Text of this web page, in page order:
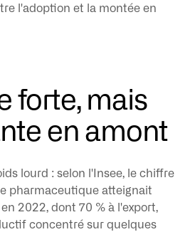
l'adoption et la montée en
forte, mais
en amont
lourd : selon l'Insee, le chiffre
pharmaceutique atteignait
2022, dont 70 % à l'export,
concentré sur quelques